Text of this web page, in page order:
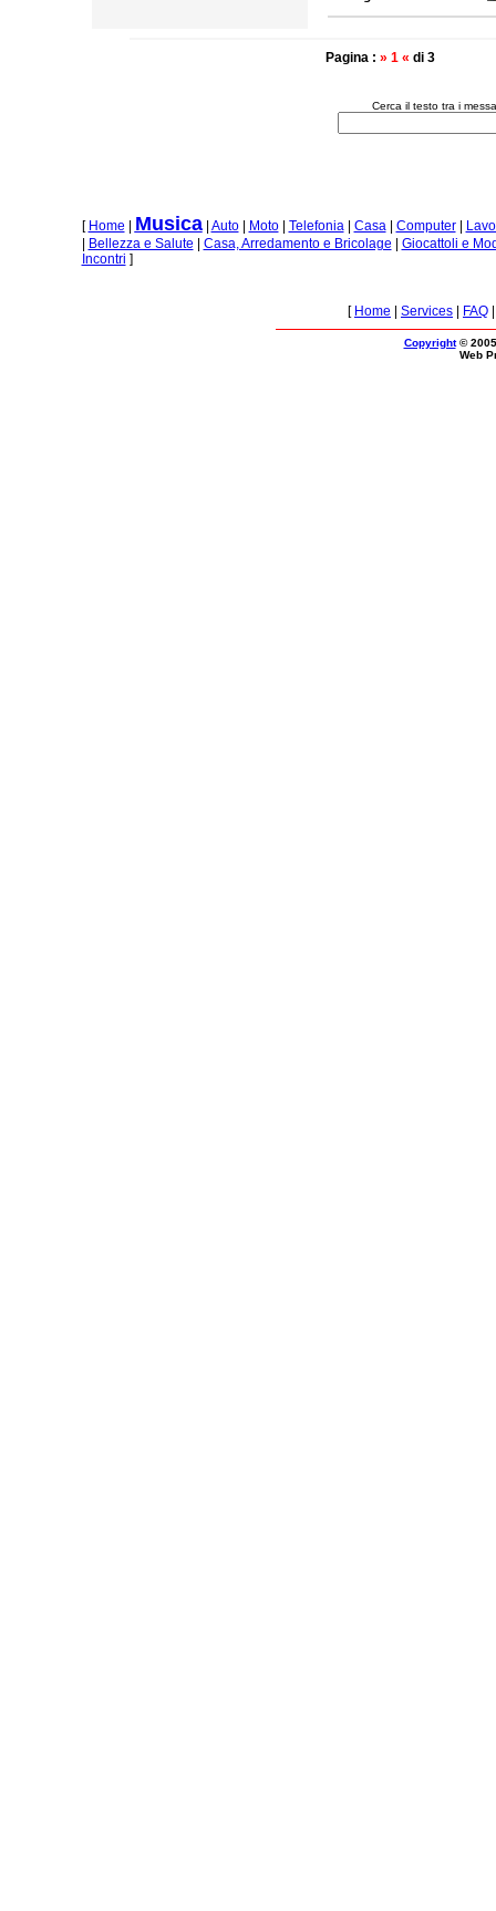
Pagina : » 1 « di 3
Cerca il testo tra i
[ Home Musica| Auto| Moto| Telefonia| Casa| Computer|
Bellezza e Salute Casa, Arredamento e Bricolage
Giocattoli e
Incontri ]
[ Home Services FAQ
Copyright©
Web